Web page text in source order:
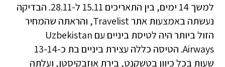
למשך 14 ימים, בין התאריכים 15.11 ל-28.11. הבדיקה
נעשתה באמצעות אתר Travelist, והראתה שהמחיר
הזול ביותר היה לטיסת ביניים עם Uzbekistan
Airways. הטיסה כללה עצירת ביניים בת כ-13-14
שעות בכל כיוון בטשקנט, בירת אוזבקיסטן, ועלתה